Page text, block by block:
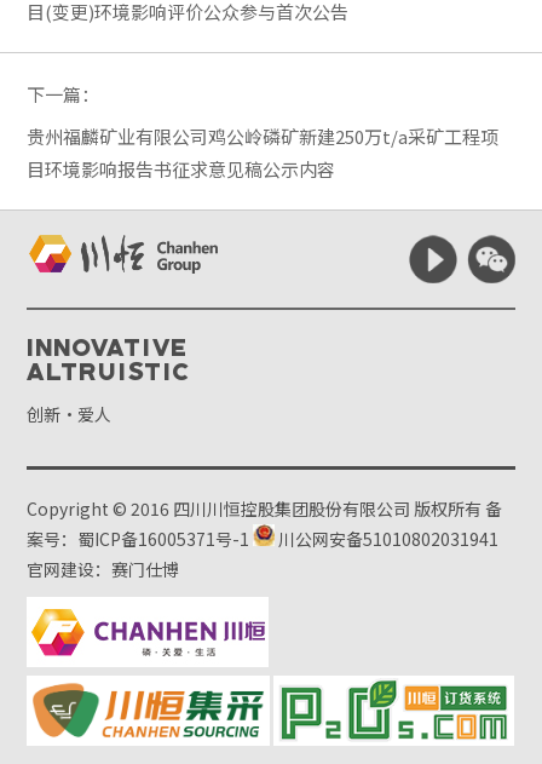
目(变更)环境影响评价公众参与首次公告
下一篇：
贵州福麟矿业有限公司鸡公岭磷矿新建250万t/a采矿工程项
目环境影响报告书征求意见稿公示内容
Innovative
Altruistic
创新·爱人
Copyright © 2016 四川川恒控股集团股份有限公司 版权所有备
案号：蜀ICP备16005371号-1
川公网安备51010802031941
官网建设：赛门仕博